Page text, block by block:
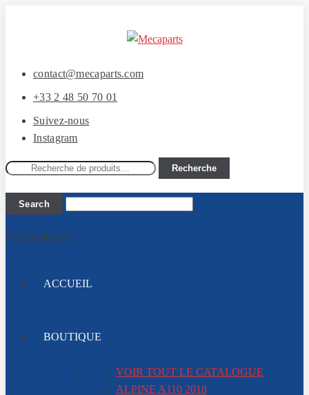
contenucontact@mecaparts.com
+33 2 48 50 70 01
Suivez-nous
Instagram
Recherche
Recherche
MENUMENU
ACCUEIL
BOUTIQUE
VOIR TOUT LE CATALOGUE
ALPINE A110 2018